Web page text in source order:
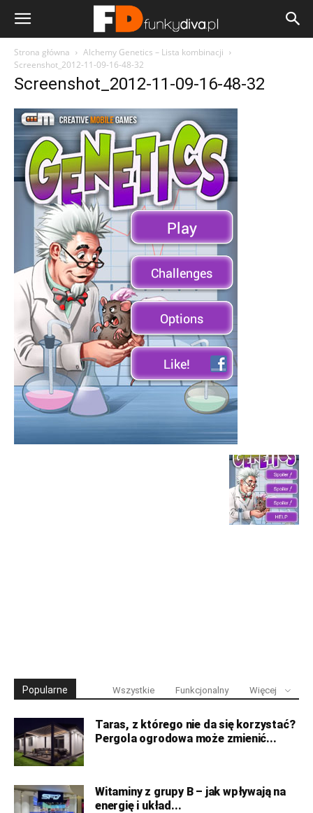
Strona główna
Alchemy Genetics – Lista kombinacji
Screenshot_2012-11-09-16-48-32
Screenshot_2012-11-09-16-48-32
Popularne Wszystkie Funkcjonalny Więcej
Taras, z którego nie da się korzystać?
Pergola ogrodowa może zmienić...
Witaminy z grupy B – jak wpływają na
energię i układ...